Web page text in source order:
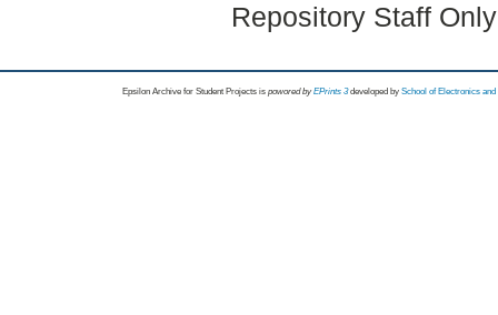
Repository Staff
Epsilon Archive for Student Projects is powored byEPrints 3 developed by School of Electronics